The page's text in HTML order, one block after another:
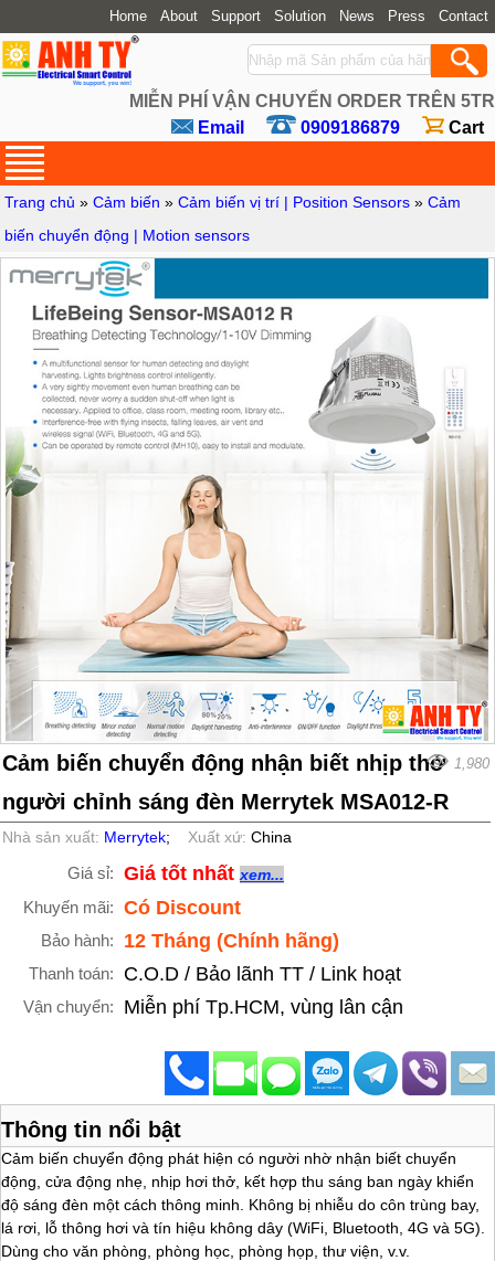
Home About Support Solution News Press Contact
MIỄN PHÍ VẬN CHUYỂN ORDER TRÊN 5TR
Email
0909186879 Cart
Trang chủ »Cảm biến »Cảm biến vị trí | Position Sensors »Cảm
biến chuyển động | Motion sensors
Cảm biến chuyển động nhận biết nhịp thở
người chỉnh sáng đèn Merrytek MSA012-R
1,980
Nhà sản xuất: Merrytek; Xuất xứ:China
Giá sỉ: Giá tốt nhất xem...
Khuyến mãi: Có Discount
Bảo hành: 12 Tháng (Chính hãng)
Thanh toán: C.O.D / Bảo lãnh TT / Link hoạt
Vận chuyển: Miễn phí Tp.HCM, vùng lân cận
Thông tin nổi bật
Cảm biến chuyển động phát hiện có người nhờ nhận biết chuyển
động, cửa động nhẹ, nhịp hơi thở, kết hợp thu sáng ban ngày khiển
độ sáng đèn một cách thông minh. Không bị nhiễu do côn trùng bay,
lá rơi, lỗ thông hơi và tín hiệu không dây (WiFi, Bluetooth, 4G và 5G).
Dùng cho văn phòng, phòng học, phòng họp, thư viện, v.v.